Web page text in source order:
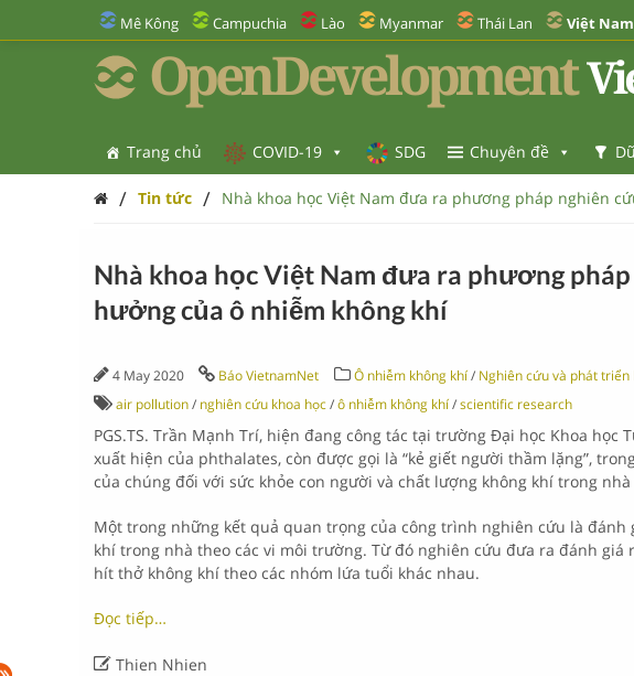
Mê Kông Campuchia Lào Myanmar Thái Lan Việt Nam
OpenDevelopment
Trang chủ COVID-19 SDG Chuyên đề
/ Tin tức / Nhà khoa học Việt Nam đưa ra phương pháp nghiên
Nhà khoa học Việt Nam đưa ra phương
hưởng của ô nhiễm không khí
4 May 2020 Báo VietnamNet Ô nhiễm không khí / Nghiên cứu và phát triển
air pollution / nghiên cứu khoa học /ô nhiễm không khí /scientific research
PGS.TS. Trần Mạnh Trí, hiện đang công tác tại trường Đại học Khoa
xuất hiện của phthalates, còn được gọi là “kẻ giết người thầm lặng”,
của chúng đối với sức khỏe con người và chất lượng không khí trong
Một trong những kết quả quan trọng của công trình nghiên cứu là
khí trong nhà theo các vi môi trường. Từ đó nghiên cứu đưa ra đánh
hít thở không khí theo các nhóm lứa tuổi khác nhau.
Đọc tiếp…
Thien Nhien